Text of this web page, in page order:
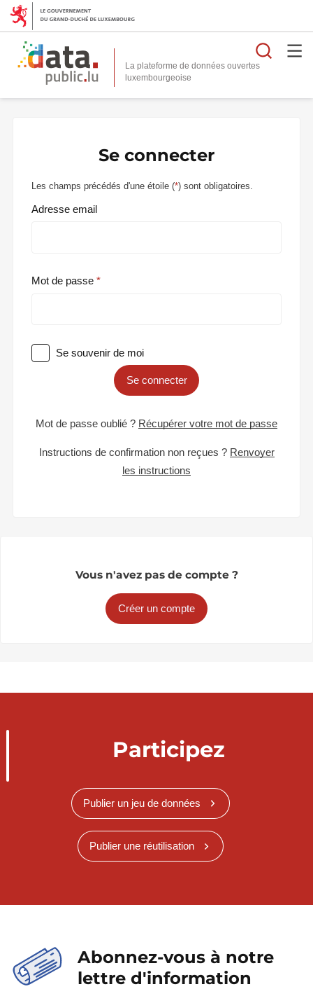
La plateforme de données ouvertes
Se connecter
Les champs précédés d'une étoile (*) sont obligatoires.
Adresse email
Mot de passe
Se souvenir de moi
Se connecter
Mot de passe oublié ? Récupérer votre mot de passe
Instructions de confirmation non reçues ? Renvoyer
les instructions
Vous n'avez pas de compte ?
Créer un compte
Participez
Publier un jeu de données
Publier une réutilisation
Abonnez-vous à notre
lettre d'information